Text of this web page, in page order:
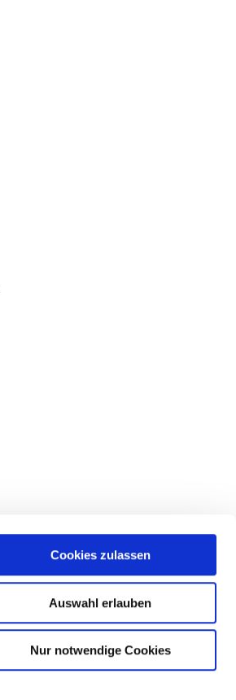
Cookies zulassen
Auswahl erlauben
Nur notwendige Cookies